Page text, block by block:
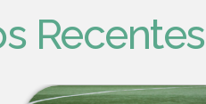
Recentes